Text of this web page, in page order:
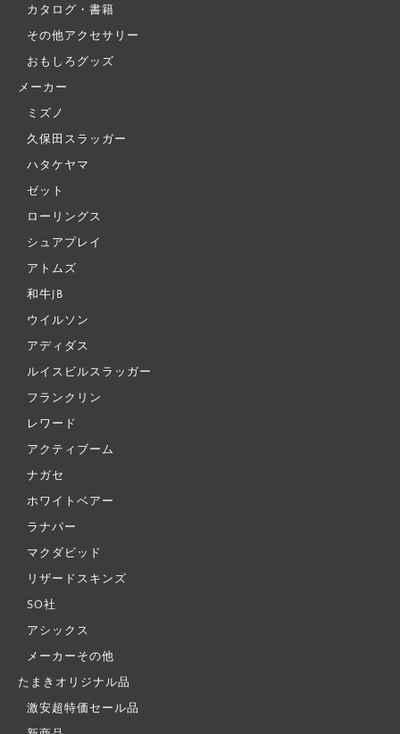
カタログ・書籍
その他アクセサリー
おもしろグッズ
メーカー
ミズノ
久保田スラッガー
ハタケヤマ
ゼット
ローリングス
シュアプレイ
アトムズ
和牛JB
ウイルソン
アディダス
ルイスビルスラッガー
フランクリン
レワード
アクティブーム
ナガセ
ホワイトベアー
ラナパー
マクダビッド
リザードスキンズ
SO社
アシックス
メーカーその他
たまきオリジナル品
激安超特価セール品